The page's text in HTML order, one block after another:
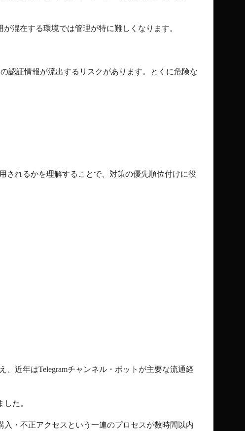
混在する環境では管理が特に難しくなります。
認証情報が流出するリスクがあります。とくに危険な
されるかを理解することで、対策の優先順位付けに役
、近年はTelegramチャンネル・ボットが主要な流通経
た。
入・不正アクセスという一連のプロセスが数時間以内